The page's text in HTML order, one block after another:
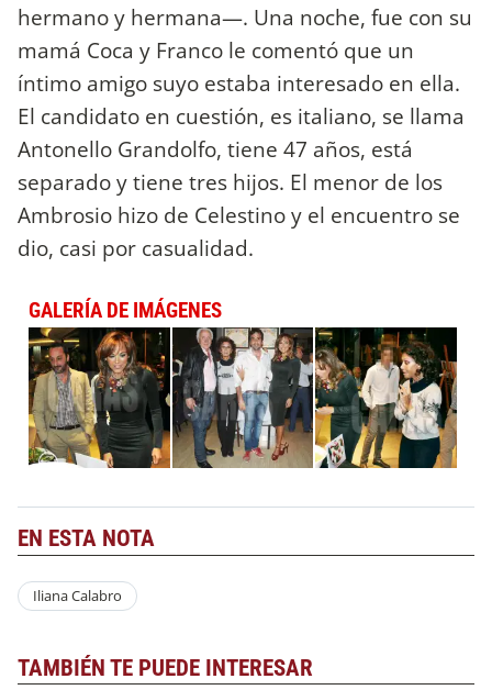
hermano y hermana—. Una noche, fue con su
mamá Coca y Franco le comentó que un
íntimo amigo suyo estaba interesado en ella.
El candidato en cuestión, es italiano, se llama
Antonello Grandolfo, tiene 47 años, está
separado y tiene tres hijos. El menor de los
Ambrosio hizo de Celestino y el encuentro se
dio, casi por casualidad.
GALERÍA DE IMÁGENES
EN ESTA NOTA
Iliana Calabro
TAMBIÉN TE PUEDE INTERESAR